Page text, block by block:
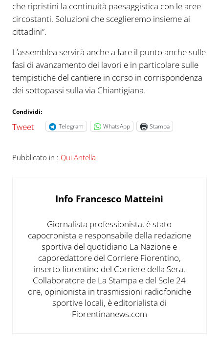
che ripristini la continuità paesaggistica con le aree
circostanti. Soluzioni che sceglieremo insieme ai
cittadini”.
L’assemblea servirà anche a fare il punto anche sulle
fasi di avanzamento dei lavori e in particolare sulle
tempistiche del cantiere in corso in corrispondenza
dei sottopassi sulla via Chiantigiana.
Condividi:
Tweet Telegram WhatsApp Stampa
Pubblicato in : Qui Antella
Info Francesco Matteini
Giornalista professionista, è stato
capocronista e responsabile della redazione
sportiva del quotidiano La Nazione e
caporedattore del Corriere Fiorentino,
inserto fiorentino del Corriere della Sera.
Collaboratore de La Stampa e del Sole 24
ore, opinionista in trasmissioni radiofoniche
sportive locali, è editorialista di
Fiorentinanews.com